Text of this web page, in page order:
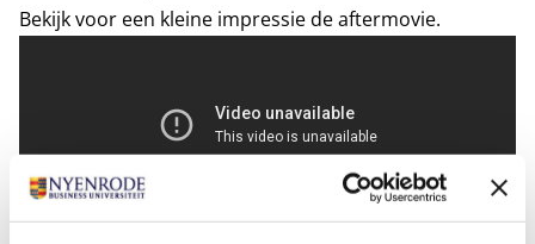
Bekijk voor een kleine impressie de aftermovie.